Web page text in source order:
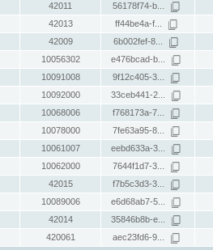
42011 56178f74-b...
42013 ff44be4a-f...
42009 6b002fef-8...
10056302 e476bcad-b...
10091008 9f12c405-3...
10092000 33ceb441-2...
10068006 f768173a-7...
10078000 7fe63a95-8...
10061007 eebd633a-3...
10062000 7644f1d7-3...
42015 f7b5c3d3-3...
10089006 e6d68ab7-5...
42014 35846b8b-e...
420061 aec23fd6-9...